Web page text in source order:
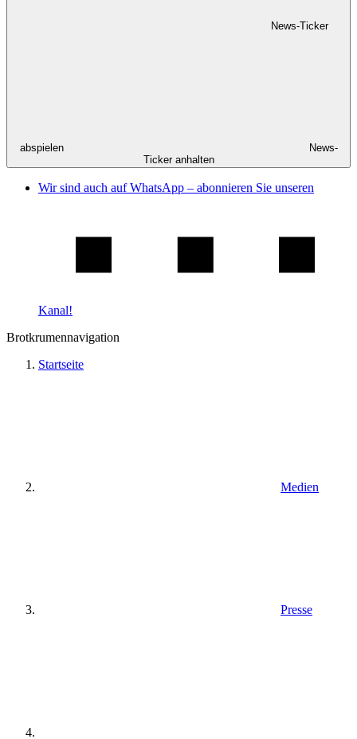
News-Ticker
abspielen
News-
Ticker anhalten
Wir sind auch auf WhatsApp – abonnieren Sie unseren
Kanal!
Brotkrumennavigation
Startseite
Medien
Presse